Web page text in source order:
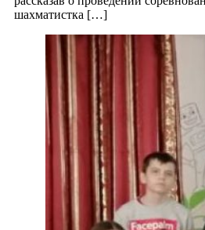
шахматистка […]